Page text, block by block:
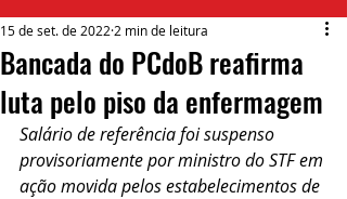
Bancada do PCdoB reafirma
luta pelo piso da enfermagem
15 de set. de 2022 2 min de leitura
Salário de referência foi suspenso
provisoriamente por ministro do STF em
ação movida pelos estabelecimentos de